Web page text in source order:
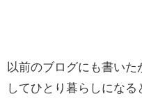
以前のブログにも書い
してひとり暮らしにな